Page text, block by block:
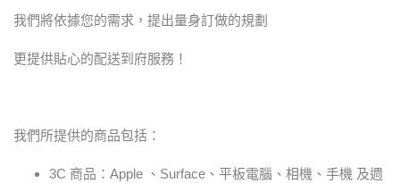
我們將依據您的需求，提出量身訂做的規劃
更提供貼心的配送到府服務！
我們所提供的商品包括：
3C 商品：Apple 、Surface、平板電腦、相機、手機 及週